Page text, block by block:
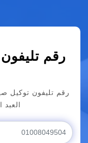
رقم
رقم تليفون توكيل
العبد